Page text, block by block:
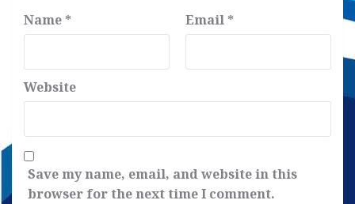
Name * Email *
Website
Save my name, email, and website in this
browser for the next time I comment.